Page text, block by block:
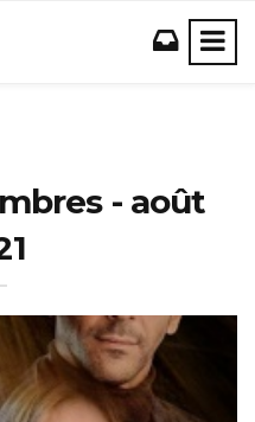
- août